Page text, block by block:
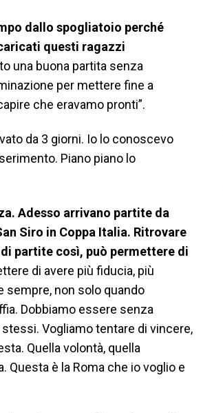
dallo spogliatoio perché
questi ragazzi
una buona partita senza
per mettere fine a
che eravamo pronti”.
da 3 giorni. Io lo conoscevo
Piano piano lo
Adesso arrivano partite da
Siro in Coppa Italia. Ritrovare
partite così, può permettere di
di avere più fiducia, più
sempre, non solo quando
Dobbiamo essere senza
Vogliamo tentare di vincere,
Quella volontà, quella
Questa è la Roma che io voglio e